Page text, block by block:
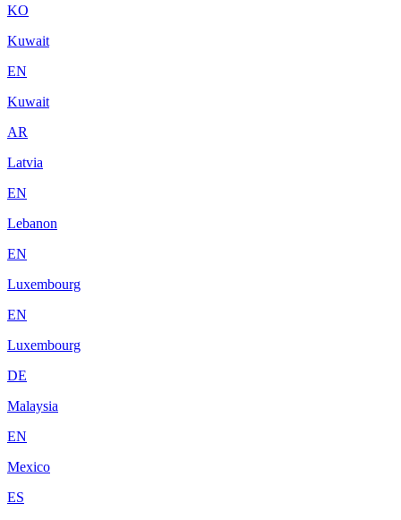
KO
Kuwait
EN
Kuwait
AR
Latvia
EN
Lebanon
EN
Luxembourg
EN
Luxembourg
DE
Malaysia
EN
Mexico
ES